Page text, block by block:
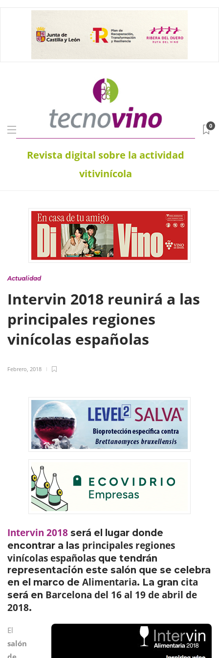
Revista digital sobre la actividad
vitivinícola
0
Actualidad
Intervin 2018 reunirá a las
principales regiones
vinícolas españolas
Febrero, 2018
Intervin 2018 será el lugar donde
encontrar a las principales regiones
vinícolas españolas que tendrán
representación este salón que se celebra
en el marco de Alimentaria. La gran cita
será en Barcelona del 16 al 19 de abril de
2018.
El
salón